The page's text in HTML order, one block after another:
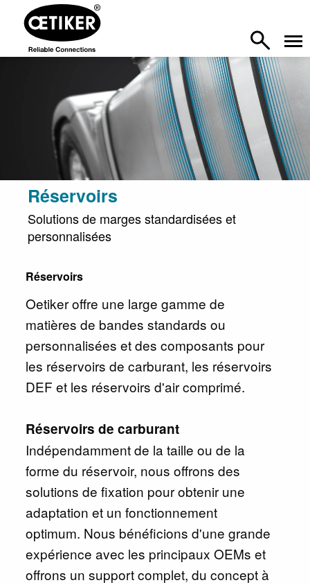
Réservoirs
Solutions de marges standardisées et
personnalisées
Réservoirs
Oetiker offre une large gamme de
matières de bandes standards ou
personnalisées et des composants pour
les réservoirs de carburant, les réservoirs
DEF et les réservoirs d'air comprimé.
Réservoirs de carburant
Indépendamment de la taille ou de la
forme du réservoir, nous offrons des
solutions de fixation pour obtenir une
adaptation et un fonctionnement
optimum. Nous bénéficions d'une grande
expérience avec les principaux OEMs et
offrons un support complet, du concept à